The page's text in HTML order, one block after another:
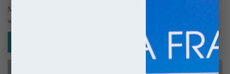
Mania wyburzania Ostatnio dość często w mediach porusza się temat
wyburzania kościołów we Francji. Według uchwały z 1905 roku są…